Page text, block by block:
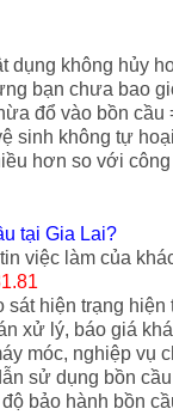
dụng không hủy
bạn chưa bao
đổ vào bồn
sinh không tự
hơn so với công
tại Gia Lai?
việc làm của
hiện trạng hiện
xử lý, báo giá
móc, nghiệp vụ
sử dụng bồn
bảo hành bồn